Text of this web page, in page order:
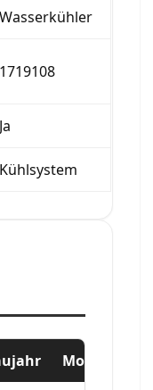
Wasserkühler
1719108
Ja
Kühlsystem
Motor